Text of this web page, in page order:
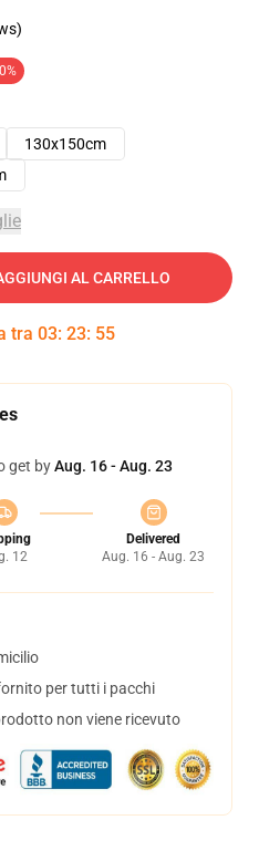
130x150cm
AL CARRELLO
tra 03: 23: 55
get byAug. 16 - Aug. 23
12
Delivered
Aug. 16 - Aug. 23
per tutti i pacchi
non viene ricevuto